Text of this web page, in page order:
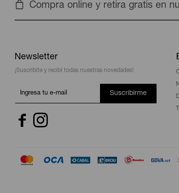
Compra online y retira gratis en
Newsletter
¡Suscribite y recibí todas nuestras novedades!
Suscribirme
 